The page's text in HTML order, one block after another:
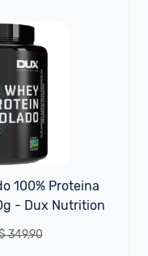
100% Proteina
- Dux Nutrition
349,90